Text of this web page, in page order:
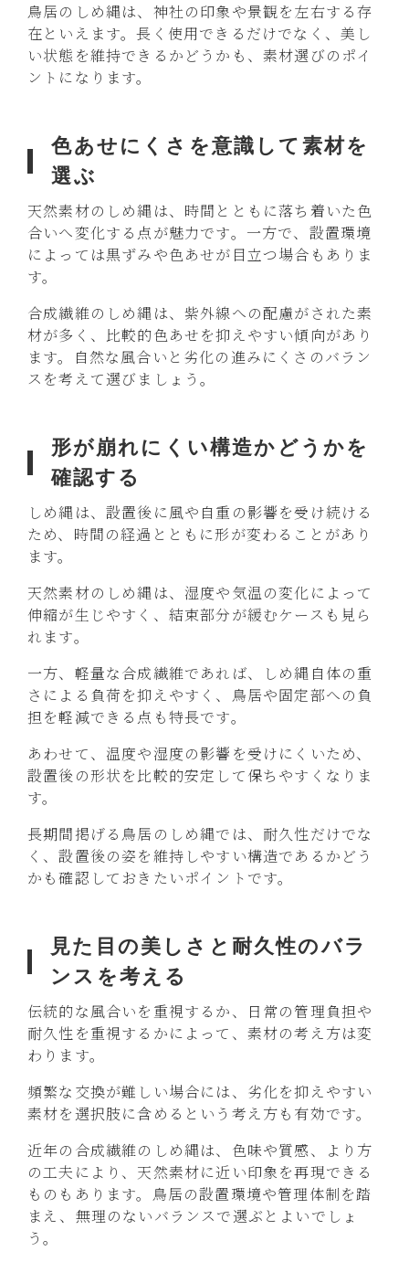
鳥居のしめ縄は、神社の印象や景観を左右する存
在といえます。長く使用できるだけでなく、美し
い状態を維持できるかどうかも、素材選びのポイ
ントになります。
色あせにくさを意識して素材を
選ぶ
天然素材のしめ縄は、時間とともに落ち着いた色
合いへ変化する点が魅力です。一方で、設置環境
によっては黒ずみや色あせが目立つ場合もありま
す。
合成繊維のしめ縄は、紫外線への配慮がされた素
材が多く、比較的色あせを抑えやすい傾向があり
ます。自然な風合いと劣化の進みにくさのバラン
スを考えて選びましょう。
形が崩れにくい構造かどうかを
確認する
しめ縄は、設置後に風や自重の影響を受け続ける
ため、時間の経過とともに形が変わることがあり
ます。
天然素材のしめ縄は、湿度や気温の変化によって
伸縮が生じやすく、結束部分が緩むケースも見ら
れます。
一方、軽量な合成繊維であれば、しめ縄自体の重
さによる負荷を抑えやすく、鳥居や固定部への負
担を軽減できる点も特長です。
あわせて、温度や湿度の影響を受けにくいため、
設置後の形状を比較的安定して保ちやすくなりま
す。
長期間掲げる鳥居のしめ縄では、耐久性だけでな
く、設置後の姿を維持しやすい構造であるかどう
かも確認しておきたいポイントです。
見た目の美しさと耐久性のバラ
ンスを考える
伝統的な風合いを重視するか、日常の管理負担や
耐久性を重視するかによって、素材の考え方は変
わります。
頻繁な交換が難しい場合には、劣化を抑えやすい
素材を選択肢に含めるという考え方も有効です。
近年の合成繊維のしめ縄は、色味や質感、より方
の工夫により、天然素材に近い印象を再現できる
ものもあります。鳥居の設置環境や管理体制を踏
まえ、無理のないバランスで選ぶとよいでしょ
う。